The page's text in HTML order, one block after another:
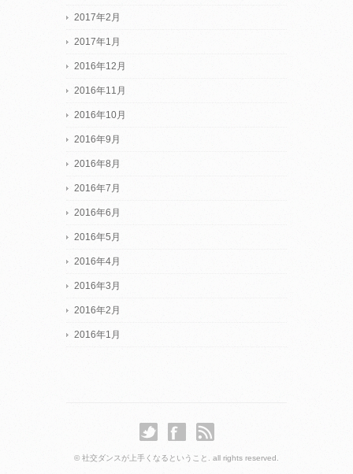
2017年2月
2017年1月
2016年12月
2016年11月
2016年10月
2016年9月
2016年8月
2016年7月
2016年6月
2016年5月
2016年4月
2016年3月
2016年2月
2016年1月
© 社交ダンスが上手くなるということ. all rights reserved.